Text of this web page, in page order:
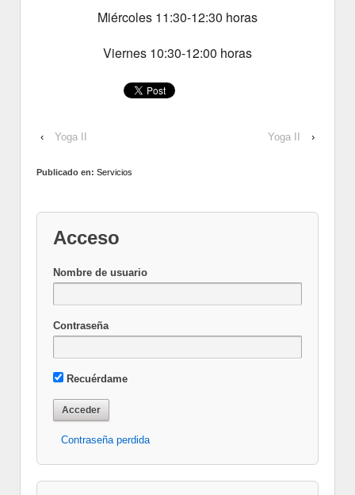
Miércoles 11:30-12:30 horas
Viernes 10:30-12:00 horas
‹ Yoga II Yoga II ›
Publicado en: Servicios
Acceso
Nombre de usuario
Contraseña
Recuérdame
Contraseña perdida